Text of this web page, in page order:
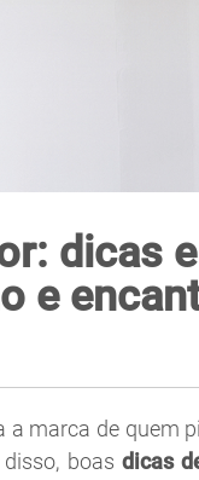
dicas
e
a marca de quem
boas dicas